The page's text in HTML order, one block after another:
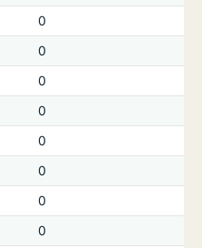
0
0
0
0
0
0
0
0